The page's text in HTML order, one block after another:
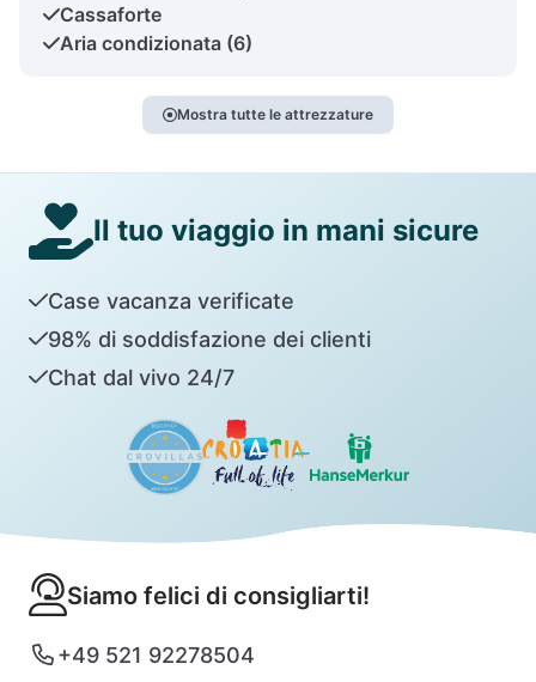
Cassaforte
Aria condizionata (6)
Mostra tutte le attrezzature
Il tuo viaggio in mani sicure
Case vacanza verificate
98% di soddisfazione dei clienti
Chat dal vivo 24/7
Siamo felici di consigliarti!
+49 521 92278504